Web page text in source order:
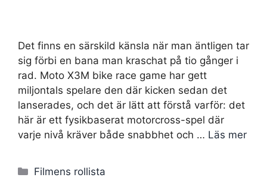
Det finns en särskild känsla när man äntligen tar
sig förbi en bana man kraschat på tio gånger i
rad. Moto X3M bike race game har gett
miljontals spelare den där kicken sedan det
lanserades, och det är lätt att förstå varför: det
här är ett fysikbaserat motorcross-spel där
varje nivå kräver både snabbhet och … Läs mer
Kategorier
Filmens rollista